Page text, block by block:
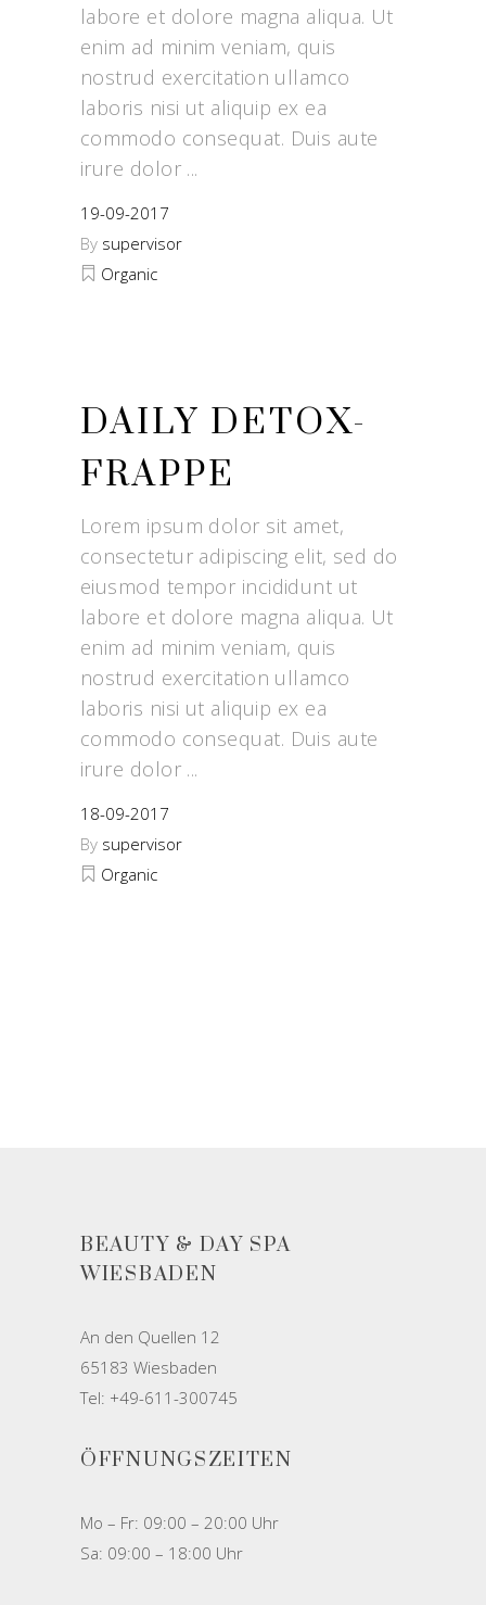
labore et dolore magna aliqua. Ut
enim ad minim veniam, quis
nostrud exercitation ullamco
laboris nisi ut aliquip ex ea
commodo consequat. Duis aute
irure dolor
19-09-2017
By supervisor
Organic
DAILY DETOX-
FRAPPE
Lorem ipsum dolor sit amet,
consectetur adipiscing elit, sed do
eiusmod tempor incididunt ut
labore et dolore magna aliqua. Ut
enim ad minim veniam, quis
nostrud exercitation ullamco
laboris nisi ut aliquip ex ea
commodo consequat. Duis aute
irure dolor
18-09-2017
By supervisor
Organic
BEAUTY & DAY SPA
WIESBADEN
An den Quellen 12
65183 Wiesbaden
Tel: +49-611-300745
ÖFFNUNGSZEITEN
Mo – Fr: 09:00 – 20:00 Uhr
Sa: 09:00 – 18:00 Uhr